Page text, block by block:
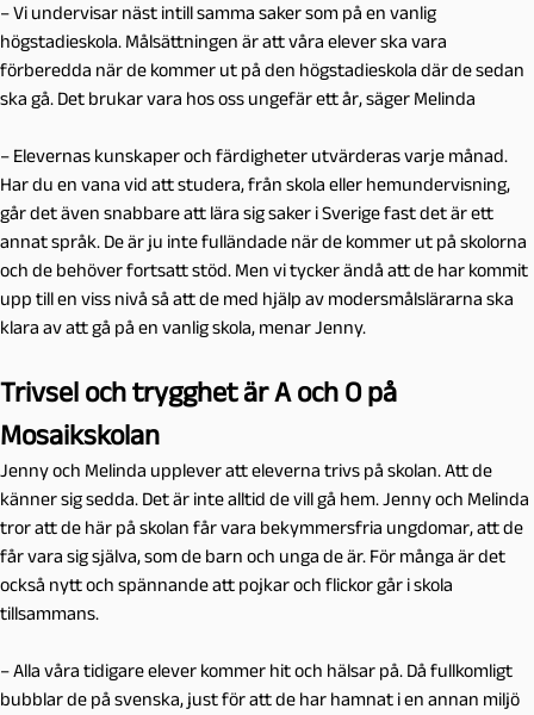
– Vi undervisar näst intill samma saker som på en vanlig
högstadieskola. Målsättningen är att våra elever ska vara
förberedda när de kommer ut på den högstadieskola där de sedan
ska gå. Det brukar vara hos oss ungefär ett år, säger Melinda
– Elevernas kunskaper och färdigheter utvärderas varje månad.
Har du en vana vid att studera, från skola eller hemundervisning,
går det även snabbare att lära sig saker i Sverige fast det är ett
annat språk. De är ju inte fulländade när de kommer ut på skolorna
och de behöver fortsatt stöd. Men vi tycker ändå att de har kommit
upp till en viss nivå så att de med hjälp av modersmålslärarna ska
klara av att gå på en vanlig skola, menar Jenny.
Trivsel och trygghet är A och O på
Mosaikskolan
Jenny och Melinda upplever att eleverna trivs på skolan. Att de
känner sig sedda. Det är inte alltid de vill gå hem. Jenny och Melinda
tror att de här på skolan får vara bekymmersfria ungdomar, att de
får vara sig själva, som de barn och unga de är. För många är det
också nytt och spännande att pojkar och flickor går i skola
tillsammans.
– Alla våra tidigare elever kommer hit och hälsar på. Då fullkomligt
bubblar de på svenska, just för att de har hamnat i en annan miljö